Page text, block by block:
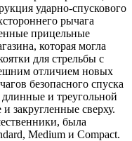
ударно-спускового
рычага
прицельные
которая могла
для стрельбы с
отличием новых
безопасного спуска
и треугольной
закругленные сверху.
была
Medium и Compact.